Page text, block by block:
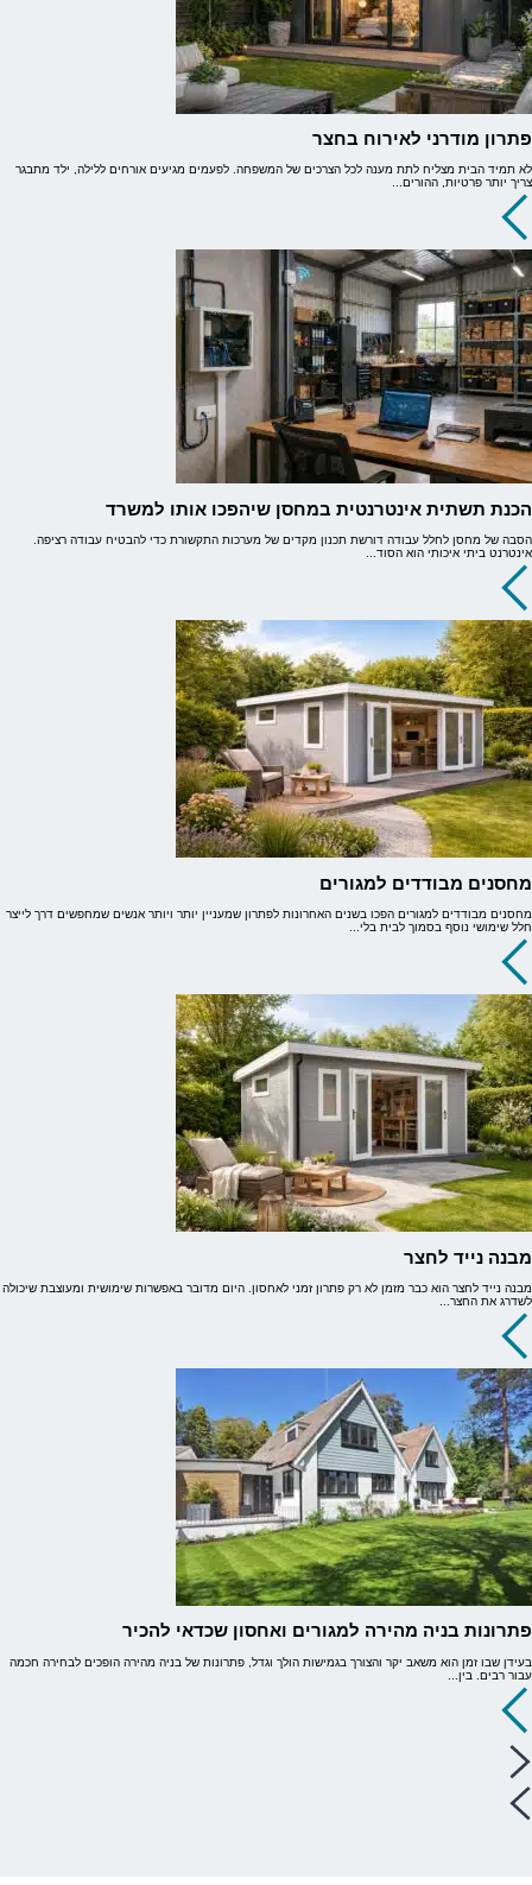
פתרון מודרני לאירוח בחצר
לא תמיד הבית מצליח לתת מענה לכל הצרכים של המשפחה. לפעמים מגיעים אורחים ללילה, ילד מתבגר
צריך יותר פרטיות, ההורים...
הכנת תשתית אינטרנטית במחסן שיהפכו אותו למשרד
הסבה של מחסן לחלל עבודה דורשת תכנון מקדים של מערכות התקשורת כדי להבטיח עבודה רציפה.
אינטרנט ביתי איכותי הוא הסוד...
מחסנים מבודדים למגורים
מחסנים מבודדים למגורים הפכו בשנים האחרונות לפתרון שמעניין יותר ויותר אנשים שמחפשים דרך לייצר
חלל שימושי נוסף בסמוך לבית בלי...
מבנה נייד לחצר
מבנה נייד לחצר הוא כבר מזמן לא רק פתרון זמני לאחסון. היום מדובר באפשרות שימושית ומעוצבת שיכולה
לשדרג את החצר...
פתרונות בניה מהירה למגורים ואחסון שכדאי להכיר
בעידן שבו זמן הוא משאב יקר והצורך בגמישות הולך וגדל, פתרונות של בניה מהירה הופכים לבחירה חכמה
עבור רבים. בין...